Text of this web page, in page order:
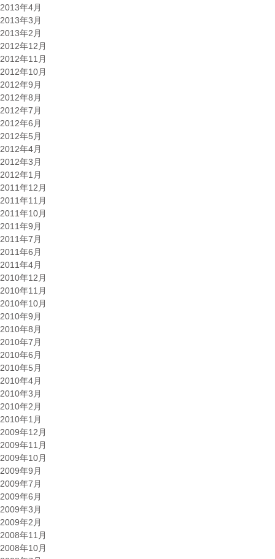
2013年4月
2013年3月
2013年2月
2012年12月
2012年11月
2012年10月
2012年9月
2012年8月
2012年7月
2012年6月
2012年5月
2012年4月
2012年3月
2012年1月
2011年12月
2011年11月
2011年10月
2011年9月
2011年7月
2011年6月
2011年4月
2010年12月
2010年11月
2010年10月
2010年9月
2010年8月
2010年7月
2010年6月
2010年5月
2010年4月
2010年3月
2010年2月
2010年1月
2009年12月
2009年11月
2009年10月
2009年9月
2009年7月
2009年6月
2009年3月
2009年2月
2008年11月
2008年10月